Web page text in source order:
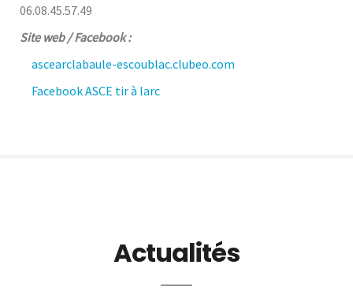
06.08.45.57.49
Site web / Facebook :
ascearclabaule-escoublac.clubeo.com
Facebook ASCE tir à larc
Actualités